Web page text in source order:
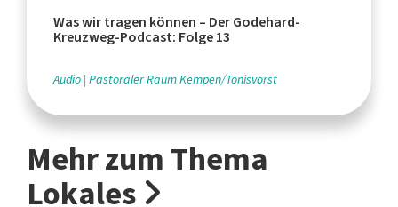
Was wir tragen können – Der Godehard-
Kreuzweg-Podcast: Folge 13
Audio Pastoraler Raum Kempen/Tönisvorst
Mehr zum Thema
Lokales